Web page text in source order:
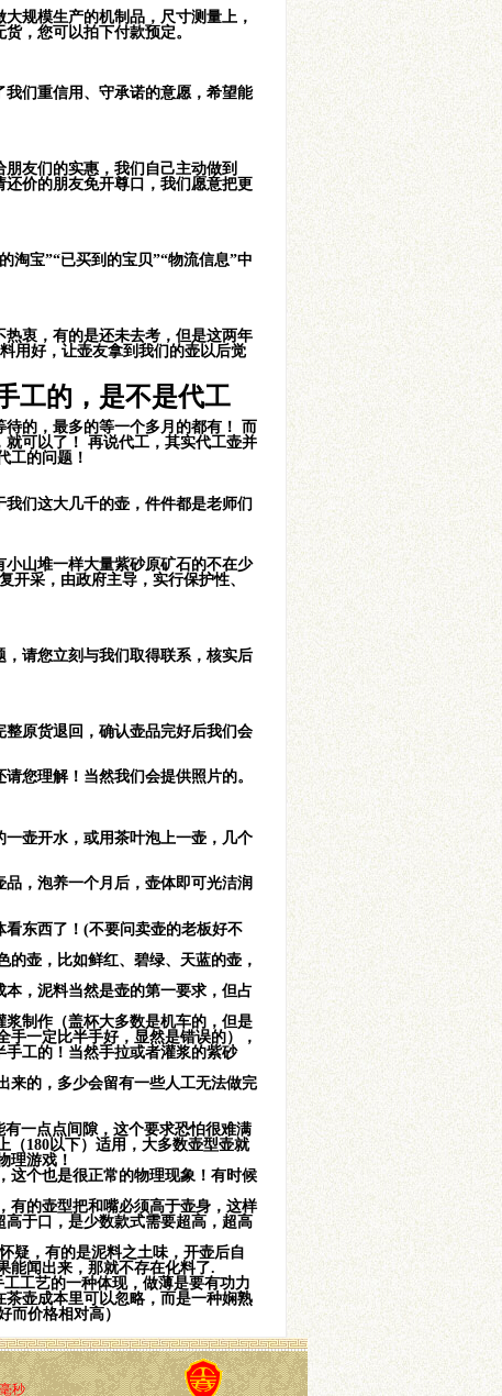
规模生产的机制品，尺寸测量上，
，您可以拍下付款预定。
们重信用、守承诺的意愿，希望能
友们的实惠，我们自己主动做到
价的朋友免开尊口，我们愿意把更
淘宝”“已买到的宝贝”“物流信息”中
衷，有的是还未去考，但是这两年
用好，让壶友拿到我们的壶以后觉
工的，是不是代工
的，最多的等一个多月的都有！ 而
可以了！ 再说代工，其实代工壶并
工的问题！
们这大几千的壶，件件都是老师们
山堆一样大量紫砂原矿石的不在少
开采，由政府主导，实行保护性、
请您立刻与我们取得联系，核实后
原货退回，确认壶品完好后我们会
您理解！当然我们会提供照片的。
壶开水，或用茶叶泡上一壶，几个
，泡养一个月后，壶体即可光洁润
东西了！(不要问卖壶的老板好不
壶，比如鲜红、碧绿、天蓝的壶，
，泥料当然是壶的第一要求，但占
制作（盖杯大多数是机车的，但是
一定比半手好，显然是错误的），
工的！当然手拉或者灌浆的紫砂
来的，多少会留有一些人工无法做完
一点点间隙，这个要求恐怕很难满
（180以下）适用，大多数壶型壶就
理游戏！
这个也是很正常的物理现象！有时候
有的壶型把和嘴必须高于壶身，这样
于口，是少数款式需要超高，超高
疑，有的是泥料之土味，开壶后自
能闻出来，那就不存在化料了.
工艺的一种体现，做薄是要有功力
壶成本里可以忽略，而是一种娴熟
而价格相对高）
秒